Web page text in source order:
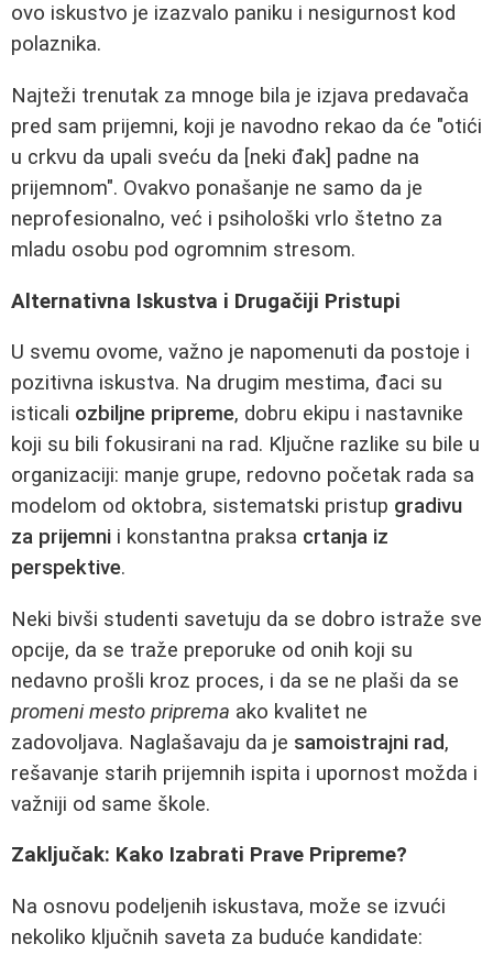
ovo iskustvo je izazvalo paniku i nesigurnost kod
polaznika.
Najteži trenutak za mnoge bila je izjava predavača
pred sam prijemni, koji je navodno rekao da će "otići
u crkvu da upali sveću da [neki đak] padne na
prijemnom". Ovakvo ponašanje ne samo da je
neprofesionalno, već i psihološki vrlo štetno za
mladu osobu pod ogromnim stresom.
Alternativna Iskustva i Drugačiji Pristupi
U svemu ovome, važno je napomenuti da postoje i
pozitivna iskustva. Na drugim mestima, đaci su
isticali ozbiljne pripreme, dobru ekipu i nastavnike
koji su bili fokusirani na rad. Ključne razlike su bile u
organizaciji: manje grupe, redovno početak rada sa
modelom od oktobra, sistematski pristup gradivu
za prijemni i konstantna praksa crtanja iz
perspektive.
Neki bivši studenti savetuju da se dobro istraže sve
opcije, da se traže preporuke od onih koji su
nedavno prošli kroz proces, i da se ne plaši da se
promeni mesto priprema ako kvalitet ne
zadovoljava. Naglašavaju da je samoistrajni rad,
rešavanje starih prijemnih ispita i upornost možda i
važniji od same škole.
Zaključak: Kako Izabrati Prave Pripreme?
Na osnovu podeljenih iskustava, može se izvući
nekoliko ključnih saveta za buduće kandidate: